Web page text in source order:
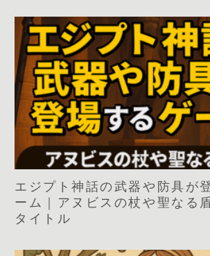
エジプト神話の武器や防具が
ーム｜アヌビスの杖や聖なる
タイトル